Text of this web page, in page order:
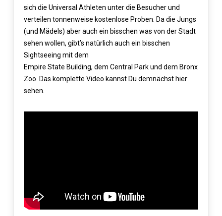
sich die Universal Athleten unter die Besucher und
verteilen tonnenweise kostenlose Proben. Da die Jungs
(und Mädels) aber auch ein bisschen was von der Stadt
sehen wollen, gibt’s natürlich auch ein bisschen
Sightseeing mit dem
Empire State Building, dem Central Park und dem Bronx
Zoo. Das komplette Video kannst Du demnächst hier
sehen.